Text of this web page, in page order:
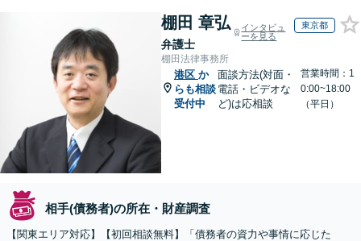
棚田 章弘
弁護士
インタビュ
ーを見る
東京都
棚田法律事務所
港区 か
らも相談
受付中
面談方法(対面・
電話・ビデオな
ど)は応相談
営業時間：1
0:00~18:00
（平日）
相手(債務者)の所在・財産調査
【関東エリア対応】【初回相談無料】「債務者の資力や事情に応じた